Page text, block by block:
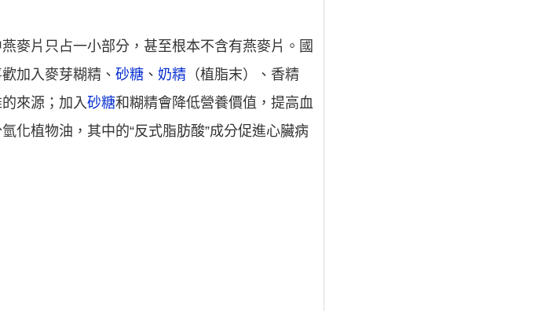
麥片只占一小部分，甚至根本不含有燕麥片。國
加入麥芽糊精、砂糖 、奶精 （植脂末）、香精
來源；加入砂糖和糊精會降低營養價值，提高血
化植物油，其中的“反式脂肪酸”成分促進心臟病